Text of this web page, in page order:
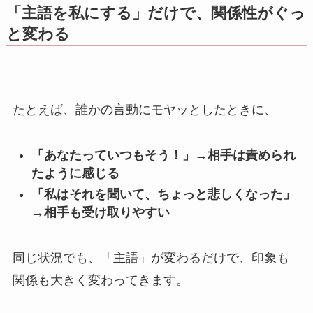
「主語を私にする」だけで、関係性がぐっ
と変わる
たとえば、誰かの言動にモヤッとしたときに、
「あなたっていつもそう！」→相手は責められ
たように感じる
「私はそれを聞いて、ちょっと悲しくなった」
→相手も受け取りやすい
同じ状況でも、「主語」が変わるだけで、印象も
関係も大きく変わってきます。